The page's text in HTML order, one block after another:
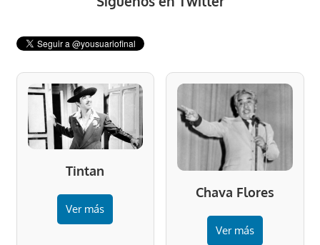
Tintan
Ver más
Chava Flores
Ver más